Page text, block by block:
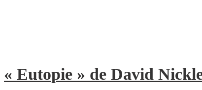
« Eutopie » de David